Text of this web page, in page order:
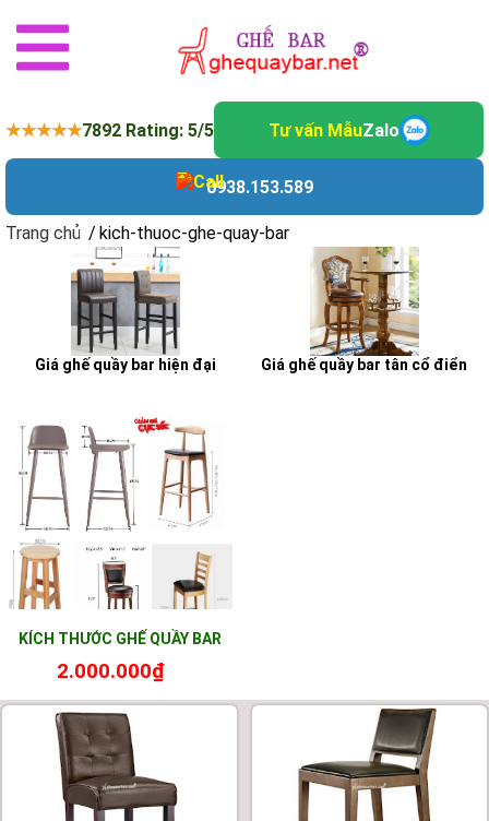
★★★★★7892 Rating: 5/5 Tư vấn MẫuZalo
0938.153.589
Trang chủ / kich-thuoc-ghe-quay-bar
Giá ghế quầy bar hiện đại Giá ghế quầy bar tân cổ điển
kich-thuoc-ghe-quay-bar
KÍCH THƯỚC GHẾ QUẦY BAR
2.000.000₫